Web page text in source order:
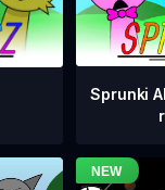
Sprunki